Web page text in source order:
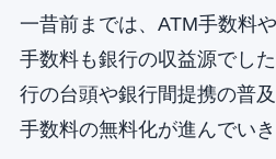
一昔前までは、ATM手数料
手数料も銀行の収益源でし
行の台頭や銀行間提携の普
手数料の無料化が進んでいき